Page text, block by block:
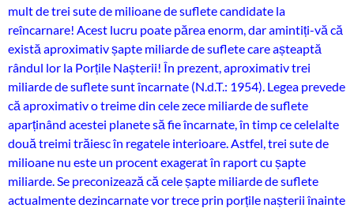
mult de trei sute de milioane de suflete candidate la
reîncarnare! Acest lucru poate părea enorm, dar amintiți-vă că
există aproximativ șapte miliarde de suflete care așteaptă
rândul lor la Porțile Nașterii! În prezent, aproximativ trei
miliarde de suflete sunt încarnate (N.d.T.: 1954). Legea prevede
că aproximativ o treime din cele zece miliarde de suflete
aparținând acestei planete să fie încarnate, în timp ce celelalte
două treimi trăiesc în regatele interioare. Astfel, trei sute de
milioane nu este un procent exagerat în raport cu șapte
miliarde. Se preconizează că cele șapte miliarde de suflete
actualmente dezincarnate vor trece prin porțile nașterii înainte